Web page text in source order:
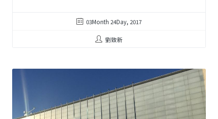
03Month 24Day, 2017
劉致新